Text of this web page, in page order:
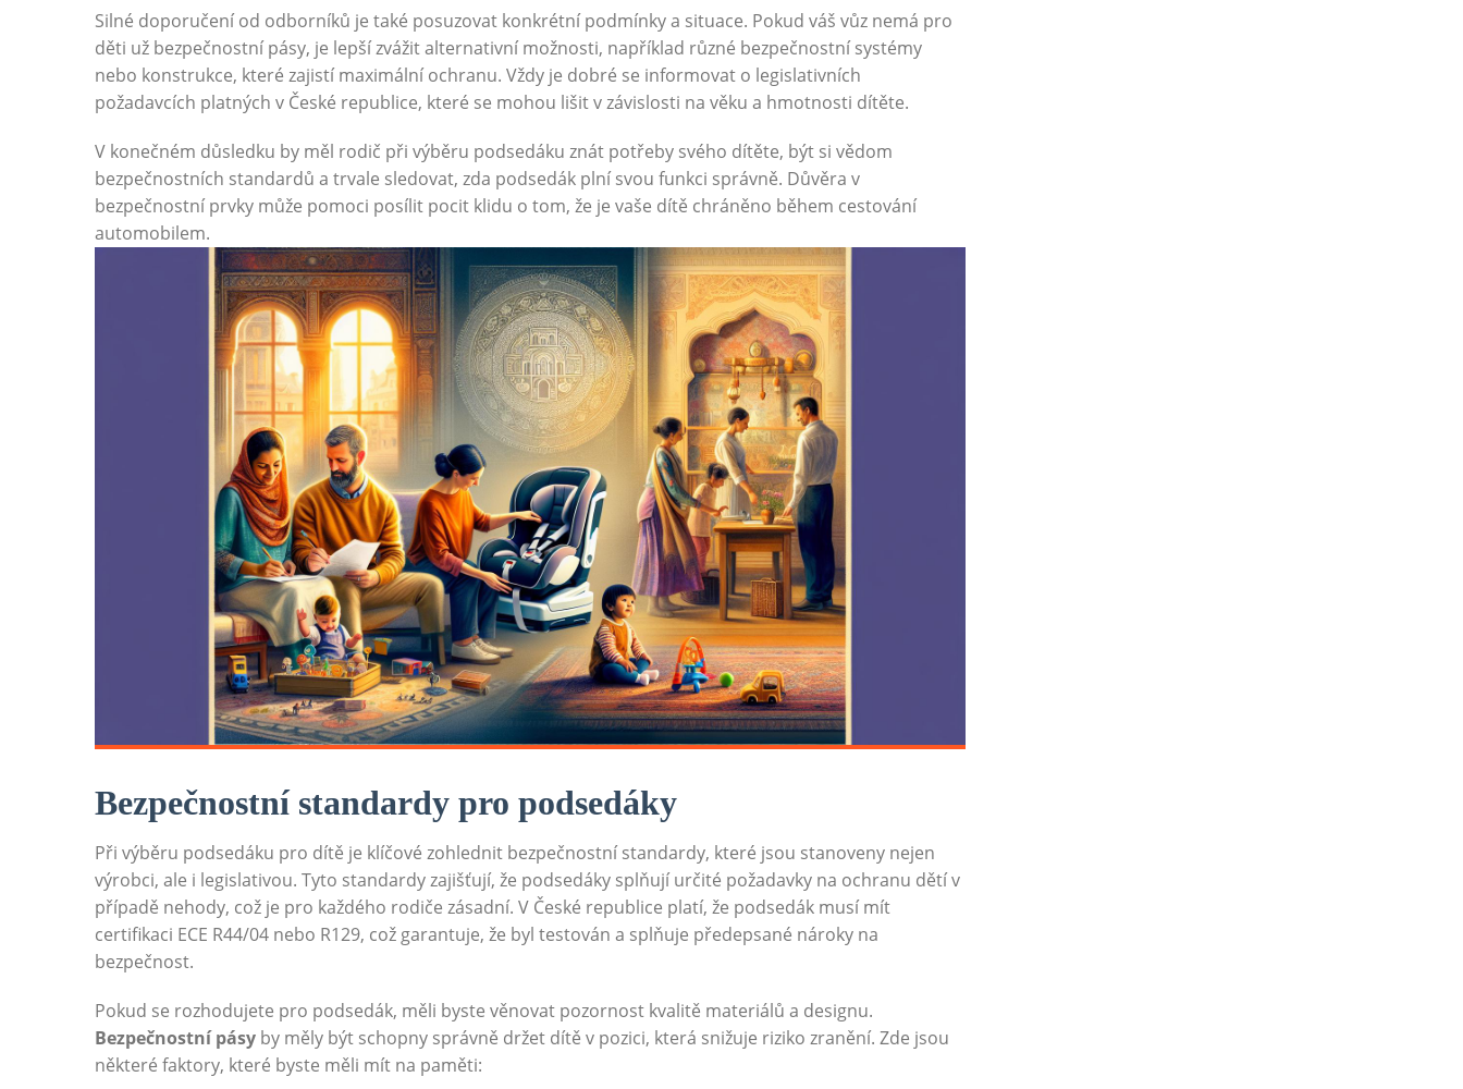
Silné doporučení od odborníků je také posuzovat konkrétní podmínky a situace. Pokud váš vůz nemá pro
děti už bezpečnostní pásy, je lepší zvážit alternativní možnosti, například různé bezpečnostní systémy
nebo konstrukce, které zajistí maximální ochranu. Vždy je dobré se informovat o legislativních
požadavcích platných v České republice, které se mohou lišit v závislosti na věku a hmotnosti dítěte.
V konečném důsledku by měl rodič při výběru podsedáku znát potřeby svého dítěte, být si vědom
bezpečnostních standardů a trvale sledovat, zda podsedák plní svou funkci správně. Důvěra v
bezpečnostní prvky může pomoci posílit pocit klidu o tom, že je vaše dítě chráněno během cestování
automobilem.
Bezpečnostní standardy pro podsedáky
Při výběru podsedáku pro dítě je klíčové zohlednit bezpečnostní standardy, které jsou stanoveny nejen
výrobci, ale i legislativou. Tyto standardy zajišťují, že podsedáky splňují určité požadavky na ochranu dětí v
případě nehody, což je pro každého rodiče zásadní. V České republice platí, že podsedák musí mít
certifikaci ECE R44/04 nebo R129, což garantuje, že byl testován a splňuje předepsané nároky na
bezpečnost.
Pokud se rozhodujete pro podsedák, měli byste věnovat pozornost kvalitě materiálů a designu.
Bezpečnostní pásy by měly být schopny správně držet dítě v pozici, která snižuje riziko zranění. Zde jsou
některé faktory, které byste měli mít na paměti: